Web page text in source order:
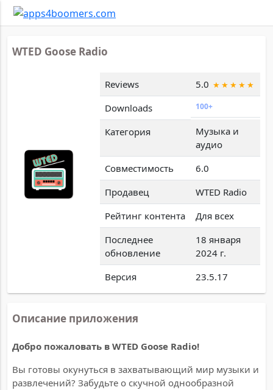
WTED Goose Radio
Reviews
5.0
Downloads
100+
Категория
Музыка и
аудио
Совместимость
6.0
Продавец
WTED Radio
Рейтинг контента
Для всех
Последнее
обновление
18 января
2024 г.
Версия
23.5.17
Описание приложения
Добро пожаловать в WTED Goose Radio!
Вы готовы окунуться в захватывающий мир музыки и
развлечений? Забудьте о скучной однообразной